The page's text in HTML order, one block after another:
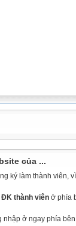
của ...
ký làm thành viên,
ĐK thành viên ở phía
nhập ở ngay phía